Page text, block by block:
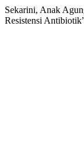
Sekarini, Anak
Resistensi